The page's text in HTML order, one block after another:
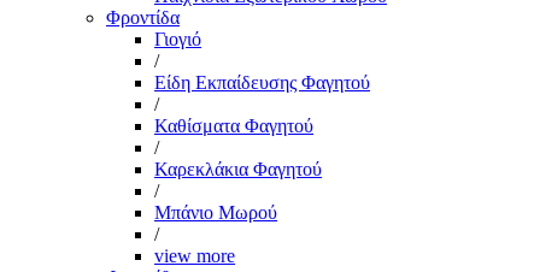
Φροντίδα
Γιογιό
/
Είδη Εκπαίδευσης Φαγητού
/
Καθίσματα Φαγητού
/
Καρεκλάκια Φαγητού
/
Μπάνιο Μωρού
/
view more